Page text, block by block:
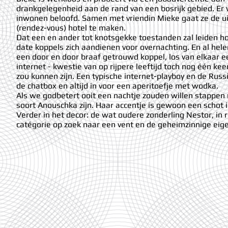
drankgelegenheid aan de rand van een bosrijk gebied.
inwonen beloofd. Samen met vriendin Mieke gaat ze de
(rendez-vous) hotel te maken.
Dat een en ander tot knotsgekke toestanden zal leiden
date koppels zich aandienen voor overnachting. En al
een door en door braaf getrouwd koppel, los van elkaar
internet - kwestie van op rijpere leeftijd toch nog één
zou kunnen zijn. Een typische internet-playboy en de
de chatbox en altijd in voor een aperitoefje met wodka.
Als we godbetert ooit een nachtje zouden willen
soort Anouschka zijn. Haar accentje is gewoon een
Verder in het decor: de wat oudere zonderling Nestor,
catégorie op zoek naar een vent en de geheimzinnige